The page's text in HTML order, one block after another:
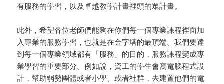
有服務的學習，以及卓越教學計畫裡頭的眾計畫。
此外，希望各位老師們能夠在你們每一個專業課程裡面加
入專業的服務學習，也就是在金字塔的最頂端。我們要達
到每一個專業領域都有「服務」的目的，服務課程變成專
業學習的重要部分。例如說，資工的學生會寫電腦程式設
計，幫助弱勢團體或者小學、或者社群，去建置他們的電